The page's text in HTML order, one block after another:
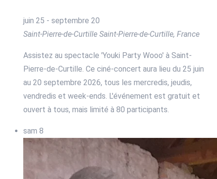
juin 25 - septembre 20
Saint-Pierre-de-Curtille Saint-Pierre-de-Curtille, France
Assistez au spectacle 'Youki Party Wooo' à Saint-
Pierre-de-Curtille. Ce ciné-concert aura lieu du 25 juin
au 20 septembre 2026, tous les mercredis, jeudis,
vendredis et week-ends. L'événement est gratuit et
ouvert à tous, mais limité à 80 participants.
sam 8